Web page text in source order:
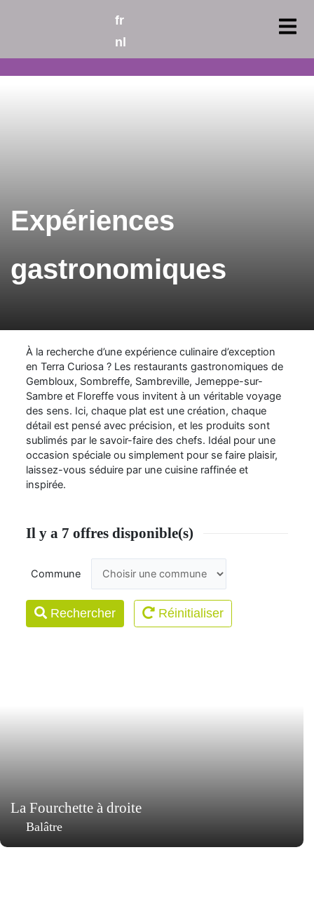
fr
nl
Expériences
gastronomiques
À la recherche d’une expérience culinaire d’exception
en Terra Curiosa ? Les restaurants gastronomiques de
Gembloux, Sombreffe, Sambreville, Jemeppe-sur-
Sambreet Floreffevous invitent à un véritable voyage
des sens. Ici, chaque plat est une création, chaque
détail est pensé avec précision, et les produits sont
sublimés par le savoir-faire des chefs. Idéal pour une
occasion spéciale ou simplement pour se faire plaisir,
laissez-vous séduire par une cuisine raffinée et
inspirée.
Il y a 7 offres disponible(s)
Commune
Rechercher Réinitialiser
La Fourchette à droite
Balâtre